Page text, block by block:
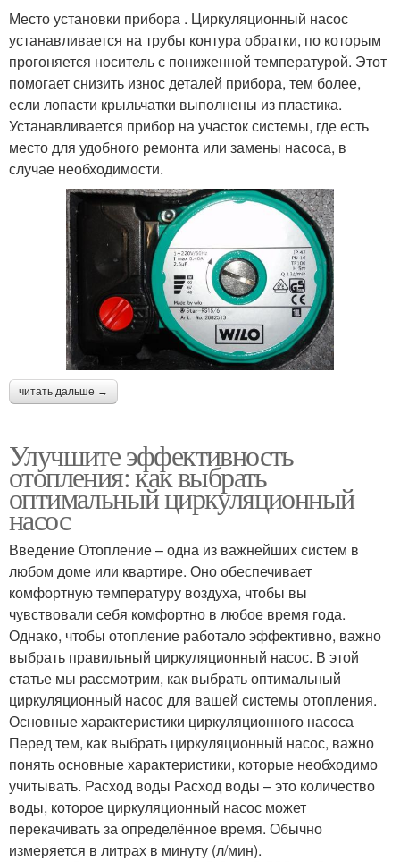
Место установки прибора . Циркуляционный насос
устанавливается на трубы контура обратки, по которым
прогоняется носитель с пониженной температурой. Этот
помогает снизить износ деталей прибора, тем более,
если лопасти крыльчатки выполнены из пластика.
Устанавливается прибор на участок системы, где есть
место для удобного ремонта или замены насоса, в
случае необходимости.
читать дальше →
Улучшите эффективность
отопления: как выбрать
оптимальный циркуляционный
насос
Введение Отопление – одна из важнейших систем в
любом доме или квартире. Оно обеспечивает
комфортную температуру воздуха, чтобы вы
чувствовали себя комфортно в любое время года.
Однако, чтобы отопление работало эффективно, важно
выбрать правильный циркуляционный насос. В этой
статье мы рассмотрим, как выбрать оптимальный
циркуляционный насос для вашей системы отопления.
Основные характеристики циркуляционного насоса
Перед тем, как выбрать циркуляционный насос, важно
понять основные характеристики, которые необходимо
учитывать. Расход воды Расход воды – это количество
воды, которое циркуляционный насос может
перекачивать за определённое время. Обычно
измеряется в литрах в минуту (л/мин).